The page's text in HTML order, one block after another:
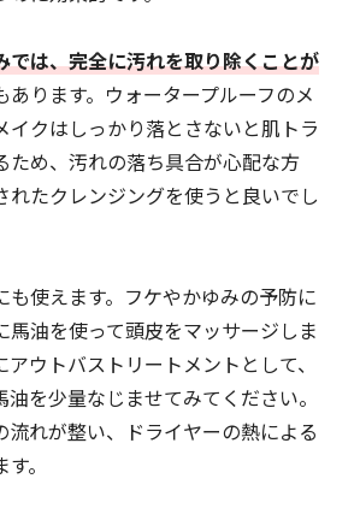
では、完全に汚れを取り除くことが
あります。ウォータープルーフのメ
イクはしっかり落とさないと肌トラ
ため、汚れの落ち具合が心配な方
れたクレンジングを使うと良いでし
も使えます。フケやかゆみの予防に
馬油を使って頭皮をマッサージしま
アウトバストリートメントとして、
を少量なじませてみてください。
流れが整い、ドライヤーの熱による
。